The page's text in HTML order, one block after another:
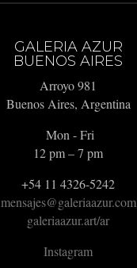
GALERIA AZUR
BUENOS AIRES
Arroyo 981
Buenos Aires, Argentina
Mon - Fri
12 pm – 7 pm
+54 11 4326-5242
mensajes@galeriaazur.com
galeriaazur.art/ar
Instagram